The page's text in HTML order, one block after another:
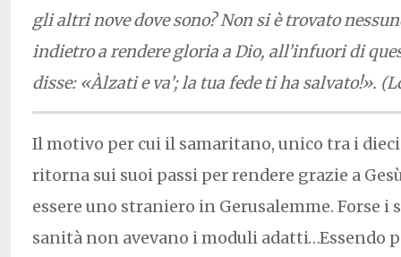
gli altri nove dove sono? Non si è trovato
indietro a rendere gloria a Dio, all’infuori di
disse: «Àlzati e va’; la tua fede ti ha salvato!». (Lc
Il motivo per cui il samaritano, unico tra i
ritorna sui suoi passi per rendere grazie a
essere uno straniero in Gerusalemme. Forse i
sanità non avevano i moduli adatti…Essendo